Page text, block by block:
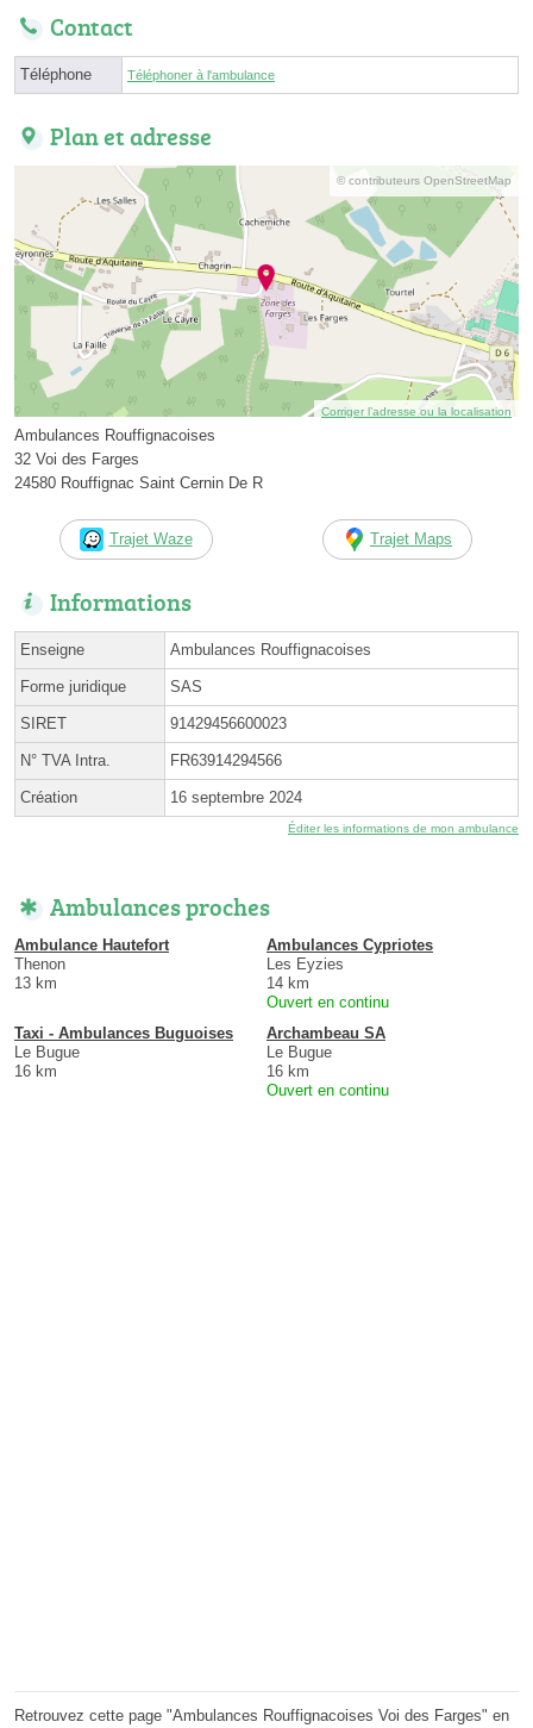
Contact
Téléphone Téléphoner à l'ambulance
Plan et adresse
© contributeurs OpenStreetMap
Corriger l’adresse ou la localisation
Ambulances Rouffignacoises
32 Voi des Farges
24580 Rouffignac Saint Cernin De R
Trajet Waze Trajet Maps
Informations
Enseigne Ambulances Rouffignacoises
Forme juridique SAS
SIRET 91429456600023
N° TVA Intra. FR63914294566
Création 16 septembre 2024
Éditer les informations de mon ambulance
Ambulances proches
Ambulance Hautefort
Thenon
13 km
Ambulances Cypriotes
Les Eyzies
14 km
Ouvert en continu
Taxi - Ambulances Buguoises
Le Bugue
16 km
Archambeau SA
Le Bugue
16 km
Ouvert en continu
Retrouvez cette page "Ambulances Rouffignacoises Voi des Farges" en